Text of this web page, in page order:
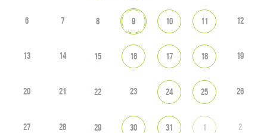
6 7 8 9 10 11 12
13 14 15 16 17 18 19
20 21 22 23 24 25 26
27 28 29 30 31 1 2